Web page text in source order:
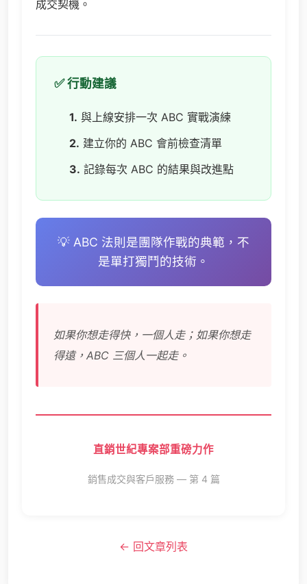
成交契機。
✅ 行動建議
1. 與上線安排一次 ABC 實戰演練
2. 建立你的 ABC 會前檢查清單
3. 記錄每次 ABC 的結果與改進點
💡 ABC 法則是團隊作戰的典範，不
是單打獨鬥的技術。
如果你想走得快，一個人走；如果你想走
得遠，ABC 三個人一起走。
直銷世紀專案部重磅力作
銷售成交與客戶服務 — 第 4 篇
← 回文章列表